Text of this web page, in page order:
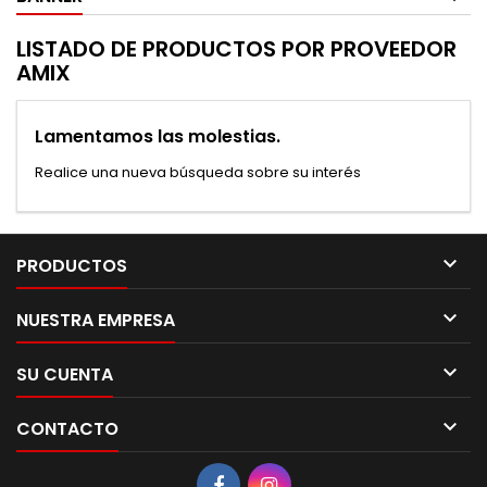
LISTADO DE PRODUCTOS POR PROVEEDOR
AMIX
Lamentamos las molestias.
Realice una nueva búsqueda sobre su interés
PRODUCTOS 
NUESTRA EMPRESA 
SU CUENTA 
CONTACTO 